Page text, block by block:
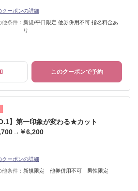
クーポンの詳細
他条件： 新規/平日限定 他券併用不可 指名料金あ
り
このクーポンで予約
】第一印象が変わる★カット
￥6,200
クーポンの詳細
他条件： 新規限定 他券併用不可 男性限定